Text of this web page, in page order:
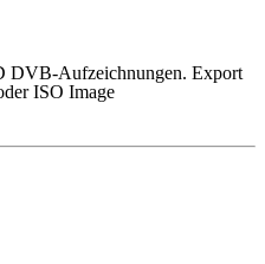
DVB-Aufzeichnungen. Export
ISO Image